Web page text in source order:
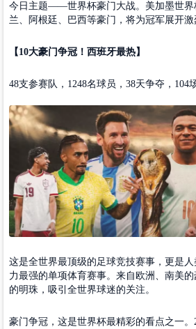
今日主题——世界杯豪门大战。美加墨世界
兰、阿根廷、巴西等豪门，将为冠军展开激
【10大豪门争冠！西班牙最热】
48支参赛队，1248名球员，38天争夺，104
这是全世界最顶级的足球竞技赛事，更是
力最强的单项体育赛事。来自欧洲、南美
的明珠，吸引全世界球迷的关注。
豪门争冠，这是世界杯最精彩的看点之一